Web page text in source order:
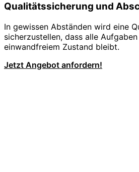
Qualitätssicherung und
In gewissen Abständen wird eine
sicherzustellen, dass alle
einwandfreiem Zustand bleibt.
Jetzt Angebot anfordern!